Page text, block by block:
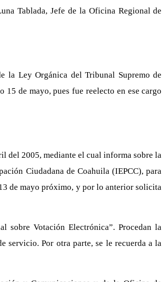
Tablada, Jefe de la Oficina Regional de
la Ley Orgánica del Tribunal Supremo de
de mayo, pues fue reelecto en ese cargo
del 2005, mediante el cual informa sobre la
Ciudadana de Coahuila (IEPCC), para
de mayo próximo, y por lo anterior solicita
sobre Votación Electrónica”. Procedan la
servicio. Por otra parte, se le recuerda a la